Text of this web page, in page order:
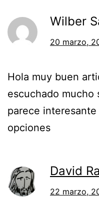
Wilber
20 marzo,
Hola muy buen
escuchado mucho
parece
opciones
David
22 marzo,